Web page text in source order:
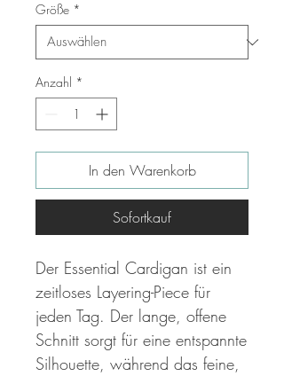
Größe *
Anzahl *
In den Warenkorb
Sofortkauf
Der Essential Cardigan ist ein
zeitloses Layering-Piece für
jeden Tag. Der lange, offene
Schnitt sorgt für eine entspannte
Silhouette, während das feine,